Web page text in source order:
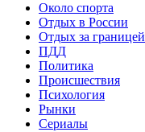
Около спорта
Отдых в России
Отдых за границей
ПДД
Политика
Происшествия
Психология
Рынки
Сериалы